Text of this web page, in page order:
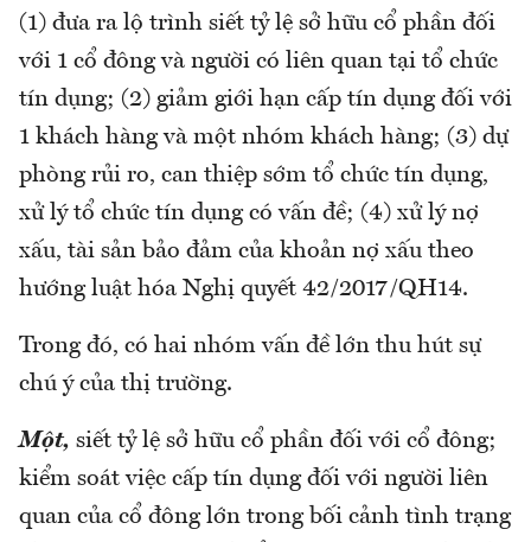
(1) đưa ra lộ trình siết tỷ lệ sở hữu cổ phần đối
với 1 cổ đông và người có liên quan tại tổ chức
tín dụng; (2) giảm giới hạn cấp tín dụng đối với
1 khách hàng và một nhóm khách hàng; (3) dự
phòng rủi ro, can thiệp sớm tổ chức tín dụng,
xử lý tổ chức tín dụng có vấn đề; (4) xử lý nợ
xấu, tài sản bảo đảm của khoản nợ xấu theo
hướng luật hóa Nghị quyết 42/2017/QH14.
Trong đó, có hai nhóm vấn đề lớn thu hút sự
chú ý của thị trường.
Một, siết tỷ lệ sở hữu cổ phần đối với cổ đông;
kiểm soát việc cấp tín dụng đối với người liên
quan của cổ đông lớn trong bối cảnh tình trạng